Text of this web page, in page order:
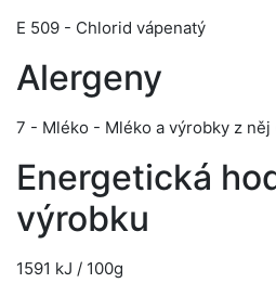
E 509 - Chlorid vápenatý
Alergeny
7 - Mléko - Mléko a výrobky z něj
Energetická
výrobku
1591 kJ / 100g